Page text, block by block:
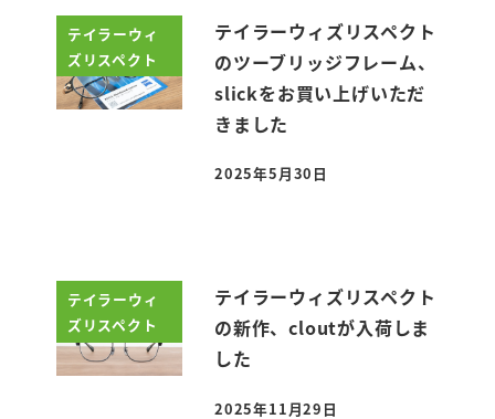
テイラーウィ
ズリスペクト
テイラーウィズリスペクト
のツーブリッジフレーム、
slickをお買い上げいただ
きました
投稿日
2025年5月30日
テイラーウィ
ズリスペクト
テイラーウィズリスペクト
の新作、cloutが入荷しま
した
2025年11月29日